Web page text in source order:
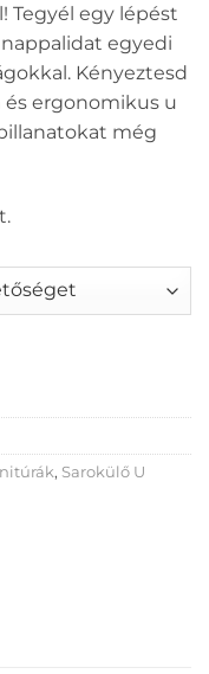
Tegyél egy lépést
egyedi
Kényeztesd
és ergonomikus u
még
, Sarokülő U